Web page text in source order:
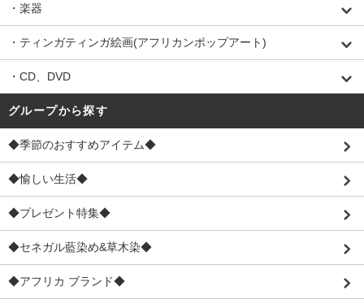
・楽器
・ティンガティンガ絵画(アフリカンポップアート)
・CD、DVD
グループから探す
◆季節のおすすめアイテム◆
◆愉しい生活◆
◆プレゼント特集◆
◆セネガル藍染め&草木染◆
◆アフリカ ブランド◆